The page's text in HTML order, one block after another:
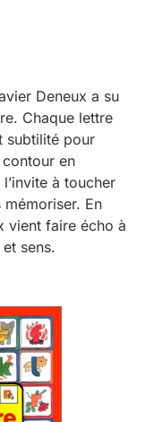
Deneux a su
Chaque lettre
subtilité pour
en
à toucher
En
vient faire écho à
sens.